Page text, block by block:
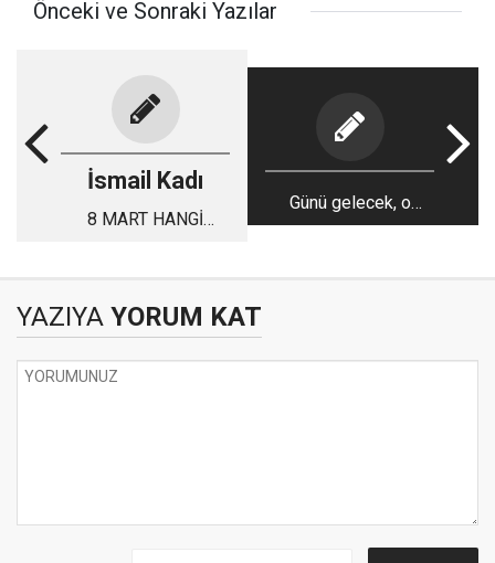
Önceki ve Sonraki Yazılar
İsmail Kadı
8 MART HANGİ
Günü gelecek, o
dolgulara siz
YAZIYA YORUM KAT